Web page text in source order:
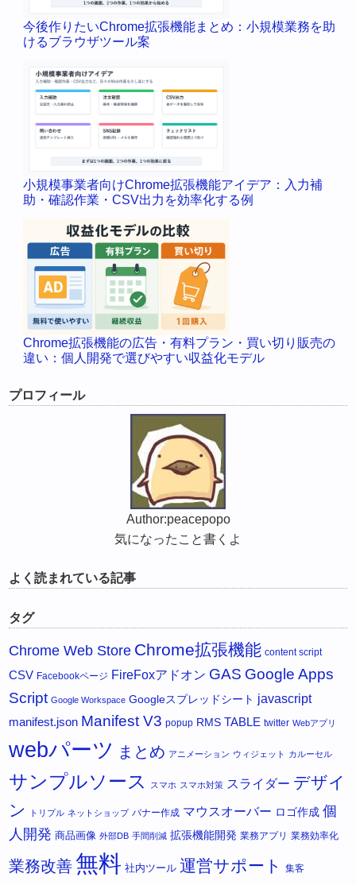
今後作りたいChrome拡張機能まとめ：小規模業務を助
けるブラウザツール案
小規模事業者向けChrome拡張機能アイデア：入力補
助・確認作業・CSV出力を効率化する例
Chrome拡張機能の広告・有料プラン・買い切り販売の
違い：個人開発で選びやすい収益化モデル
プロフィール
Author:peacepopo
気になったこと書くよ
よく読まれている記事
タグ
Chrome Web Store Chrome拡張機能 content script
CSV Facebookページ FireFoxアドオン GAS Google Apps
Script Google Workspace Googleスプレッドシート javascript
manifest.json Manifest V3 popup RMS TABLE twitter Webアプリ
webパーツ まとめ アニメーション ウィジェット カルーセル
サンプルソース スマホ スマホ対策 スライダー デザイ
ン
トリプル ネットショップ バナー作成 マウスオーバー ロゴ作成 個
人開発 商品画像 外部DB 手間削減 拡張機能開発 業務アプリ 業務効率化
業務改善無料 社内ツール 運営サポート 集客